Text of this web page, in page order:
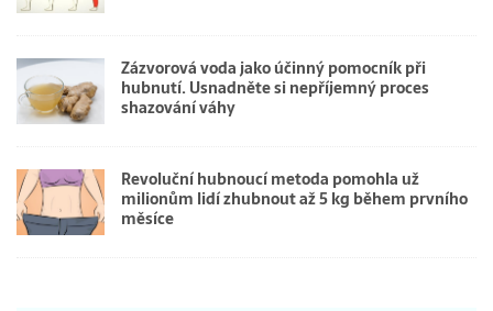
Zázvorová voda jako účinný pomocník při
hubnutí. Usnadněte si nepříjemný proces
shazování váhy
Revoluční hubnoucí metoda pomohla už
milionům lidí zhubnout až 5 kg během prvního
měsíce